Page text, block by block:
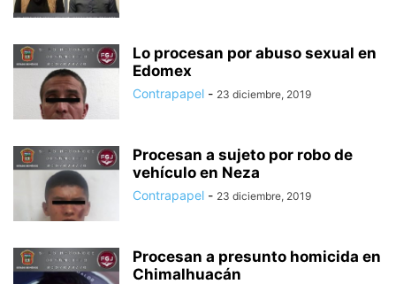
Lo procesan por abuso sexual en
Edomex
Contrapapel - 23 diciembre, 2019
Procesan a sujeto por robo de
vehículo en Neza
Contrapapel - 23 diciembre, 2019
Procesan a presunto homicida en
Chimalhuacán